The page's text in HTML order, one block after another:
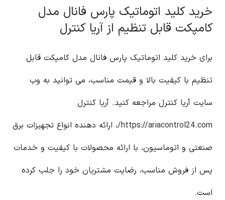
خرید کلید اتوماتیک پارس فانال مدل
کامپکت قابل تنظیم از آریا کنترل
برای خرید کلید اتوماتیک پارس فانال مدل کامپکت قابل
تنظیم با کیفیت بالا و قیمت مناسب، می توانید به وب
سایت آریا کنترل مراجعه کنید. آریا کنترل
https://ariacontrol24.com/ ، ارائه دهنده انواع تجهیزات برق
صنعتی و اتوماسیون، با ارائه محصولات با کیفیت و خدمات
پس از فروش مناسب، رضایت مشتریان خود را جلب کرده
است.